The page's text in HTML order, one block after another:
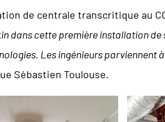
de centrale transcritique au
dans cette première installation
Les ingénieurs parviennent
Sébastien Toulouse.